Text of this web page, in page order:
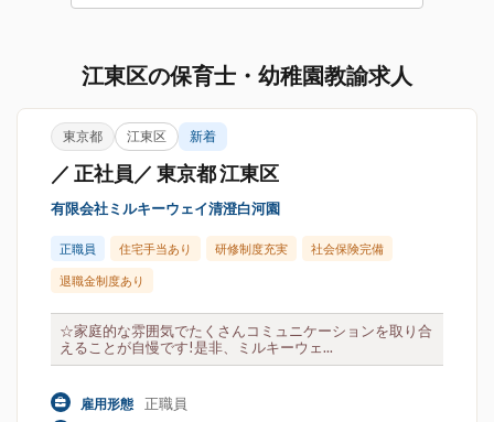
江東区の保育士・幼稚園教諭求人
東京都 江東区 新着
／ 正社員／ 東京都 江東区
有限会社ミルキーウェイ清澄白河園
正職員 住宅手当あり 研修制度充実 社会保険完備
退職金制度あり
☆家庭的な雰囲気でたくさんコミュニケーションを取り合
えることが自慢です!是非、ミルキーウェ...
雇用形態 正職員